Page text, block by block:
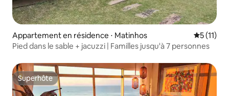
Appartement en résidence ⋅ Matinhos
5 (11)
Pied dans le sable + jacuzzi | Familles jusqu'à 7 personnes
Superhôte
Superhôte